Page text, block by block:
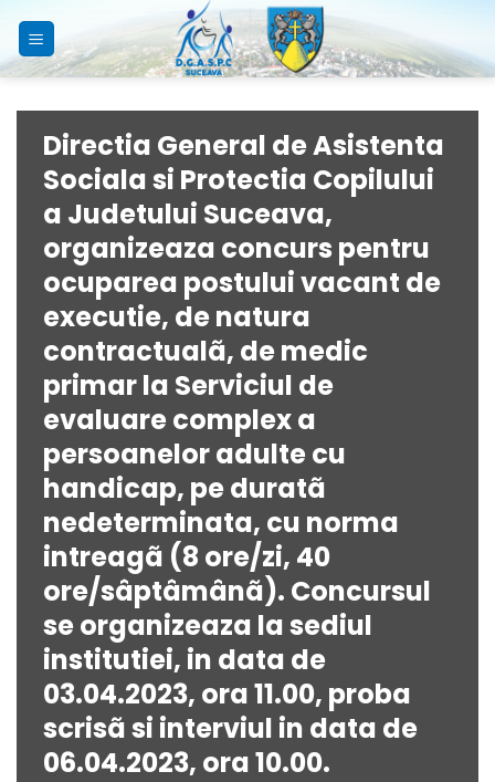
content
Directia General de Asistenta
Sociala si Protectia Copilului
a Judetului Suceava,
organizeaza concurs pentru
ocuparea postului vacant de
executie, de natura
contractualã, de medic
primar la Serviciul de
evaluare complex a
persoanelor adulte cu
handicap, pe duratã
nedeterminata, cu norma
intreagã (8 ore/zi, 40
ore/sâptâmânã). Concursul
se organizeaza la sediul
institutiei, in data de
03.04.2023, ora 11.00, proba
scrisã si interviul in data de
06.04.2023, ora 10.00.